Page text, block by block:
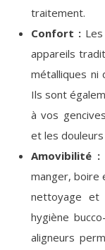
traitement.
Confort :
appareils
métalliques ni
Ils sont
à vos
et les
Amovibilité :
manger, boire
nettoyage et
hygiène
aligneurs